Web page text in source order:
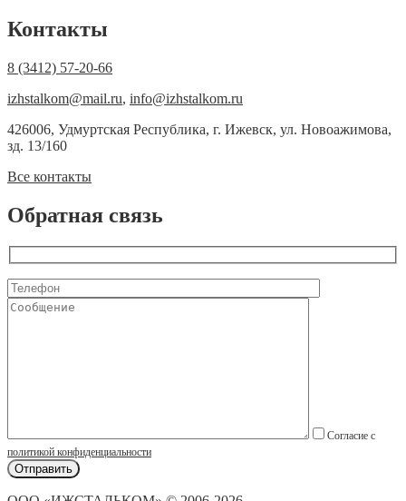
Контакты
8 (3412) 57-20-66
izhstalkom@mail.ru, info@izhstalkom.ru
426006, Удмуртская Республика, г. Ижевск, ул. Новоажимова,
зд. 13/160
Все контакты
Обратная связь
Согласие с
политикой конфиденциальности